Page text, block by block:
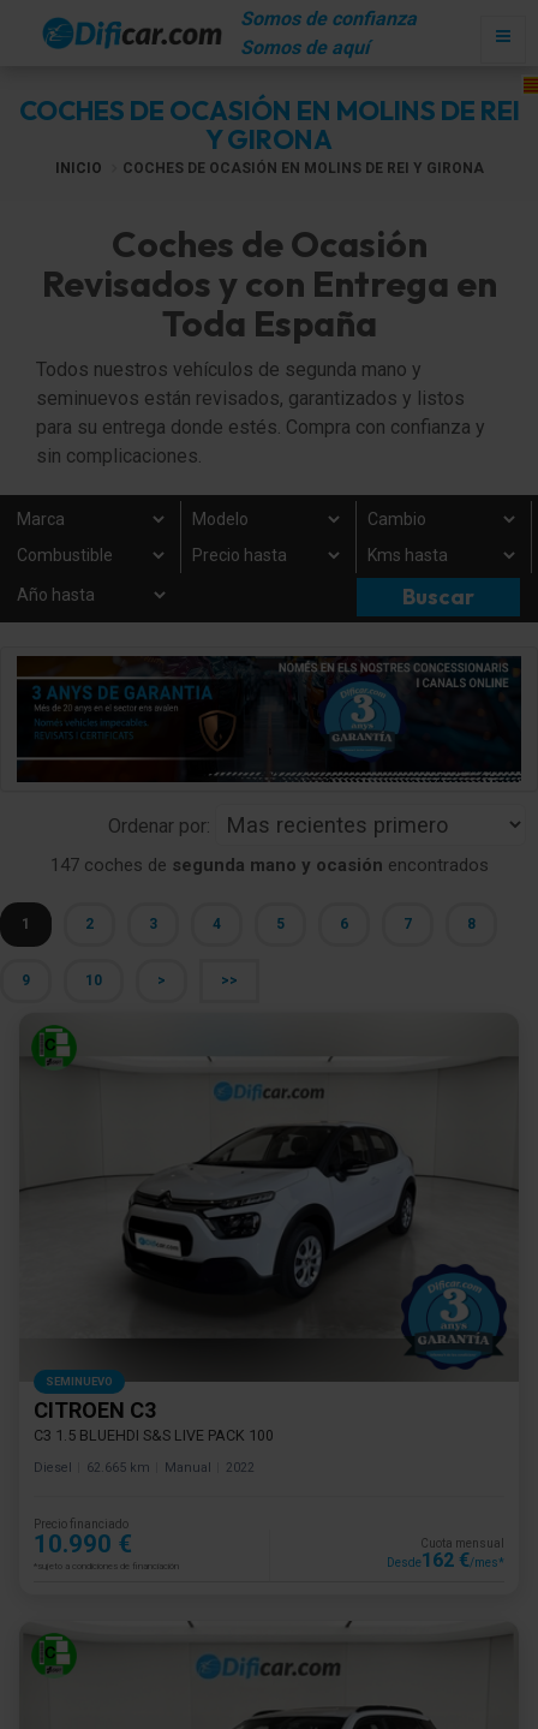
Somos de confianza
Somos de aquí
COCHES DE OCASIÓN EN MOLINS DE REI
Y GIRONA
INICIO COCHES DE OCASIÓN EN MOLINS DE REI Y GIRONA
Coches de Ocasión
Revisados y con Entrega en
Toda España
Todos nuestros vehículos de segunda mano y
seminuevos están revisados, garantizados y listos
para su entrega donde estés. Compra con confianza y
sin complicaciones.
Ordenar por:
147 coches de segunda mano y ocasión encontrados
1 2 3 4 5 6 7 8
9 10 > >>
SEMINUEVO
CITROEN C3
C3 1.5 BLUEHDI S&S LIVE PACK 100
Diesel 62.665 km Manual 2022
Precio financiado
10.990 €
*sujeto a condiciones de financiación
Cuota mensual
Desde162 €/mes*